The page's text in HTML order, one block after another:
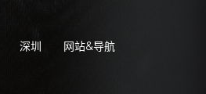
深圳 网站&导航